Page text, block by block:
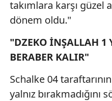
takımlara karşı güzel
dönem oldu."
"DZEKO İNŞALLAH
BERABER KALIR"
Schalke 04
yalnız bırakmadığını